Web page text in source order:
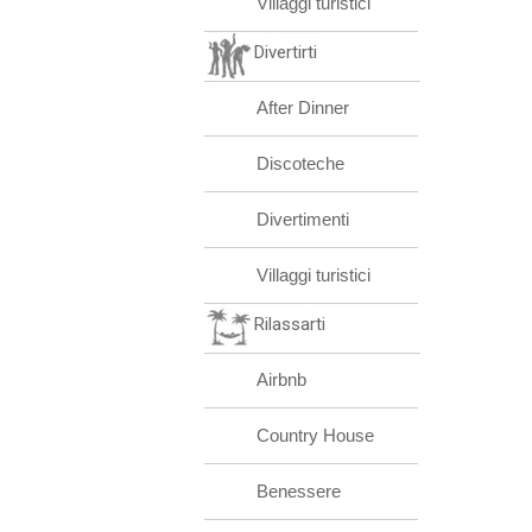
Divertirti
After Dinner
Discoteche
Divertimenti
Villaggi turistici
Rilassarti
Airbnb
Country House
Benessere